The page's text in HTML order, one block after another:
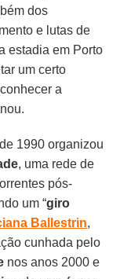
dos
e lutas de
estadia em Porto
um certo
a
1990 organizou
, uma rede de
pós-
um “giro
Ballestrin,
cunhada pelo
nos anos 2000 e